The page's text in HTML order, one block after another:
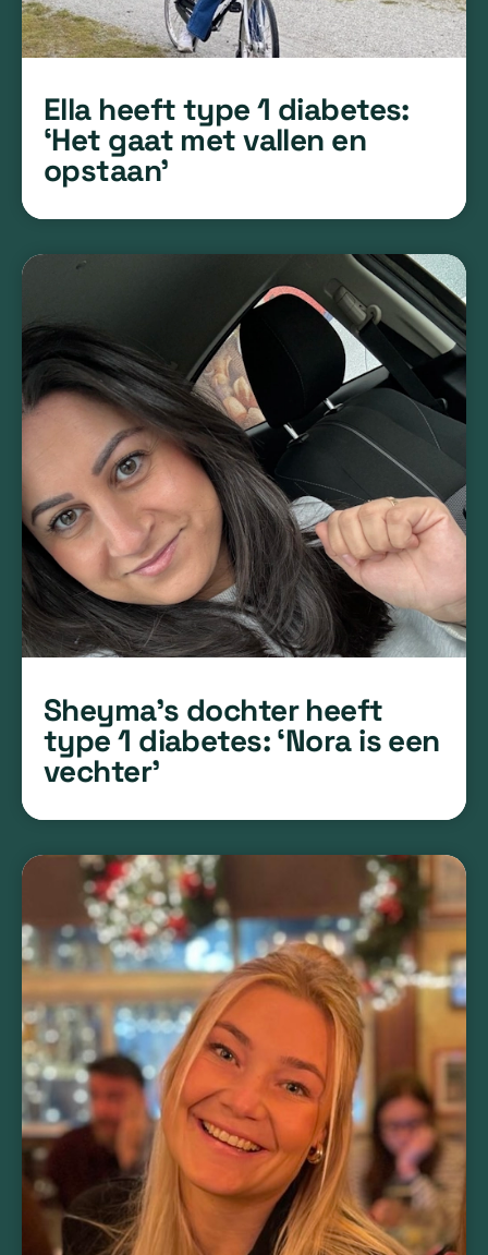
Ella heeft type 1 diabetes:
‘Het gaat met vallen en
opstaan’
Sheyma’s dochter heeft
type 1 diabetes: ‘Nora is een
vechter’